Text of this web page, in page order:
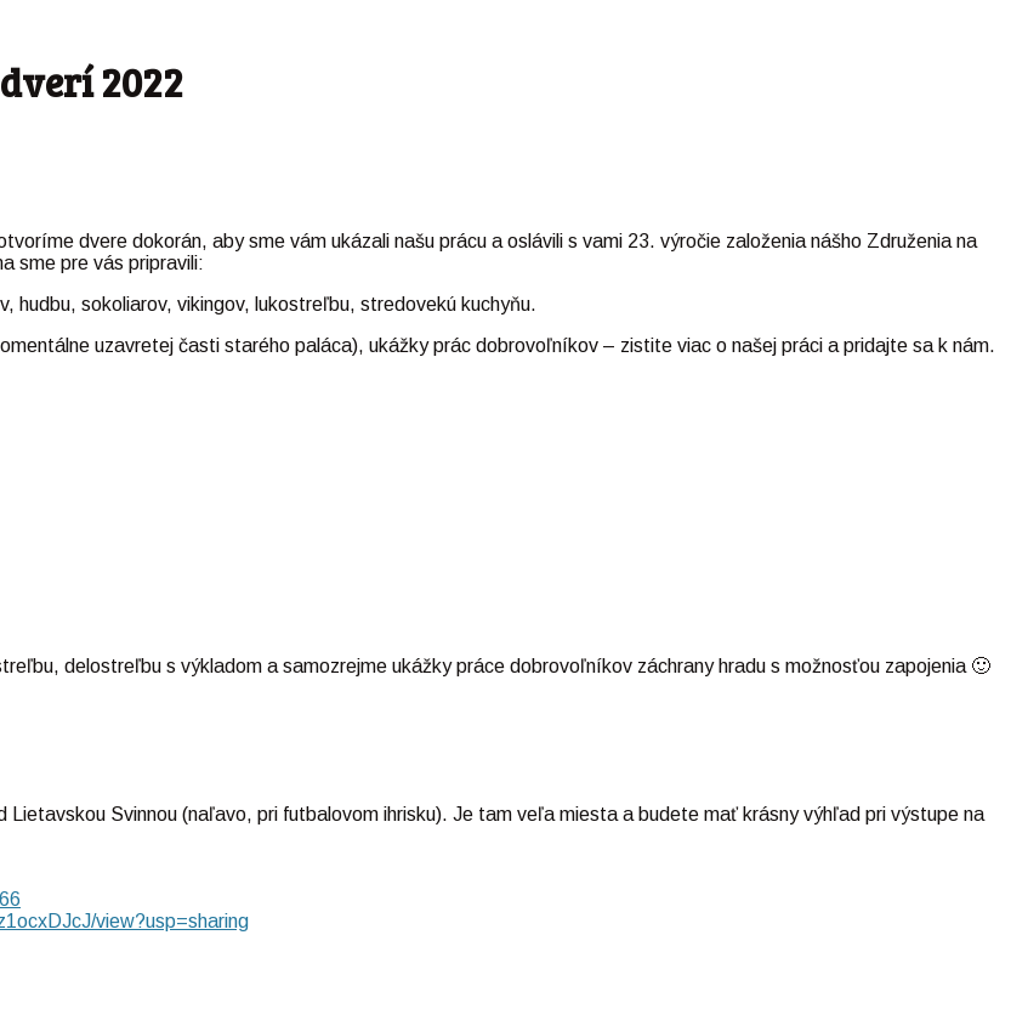
2022
dvere dokorán, aby sme vám ukázali našu prácu a oslávili s vami 23. výročie založenia nášho Združenia na
sme pre vás pripravili:
sokoliarov, vikingov, lukostreľbu, stredovekú kuchyňu.
uzavretej časti starého paláca), ukážky prác dobrovoľníkov – zistite viac o našej práci a pridajte sa k nám.
delostreľbu s výkladom a samozrejme ukážky práce dobrovoľníkov záchrany hradu s možnosťou zapojenia 🙂
Svinnou (naľavo, pri futbalovom ihrisku). Je tam veľa miesta a budete mať krásny výhľad pri výstupe na
view?usp=sharing